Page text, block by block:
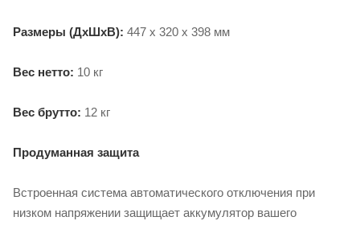
Размеры (ДхШхВ): 447 x 320 x 398 мм
Вес нетто: 10 кг
Вес брутто: 12 кг
Продуманная защита
Встроенная система автоматического отключения при
низком напряжении защищает аккумулятор вашего